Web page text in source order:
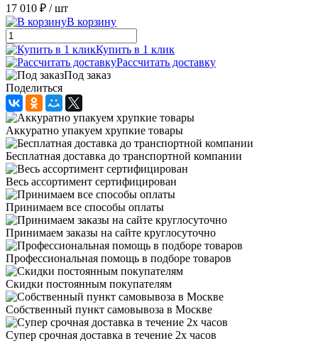
17 010 ₽ / шт
В корзину
Купить в 1 клик
Рассчитать доставку
Под заказ
Поделиться
Аккуратно упакуем хрупкие товары
Бесплатная доставка до транспортной компании
Весь ассортимент сертифицирован
Принимаем все способы оплаты
Принимаем заказы на сайте круглосуточно
Профессиональная помощь в подборе товаров
Скидки постоянным покупателям
Собственный пункт самовывоза в Москве
Супер срочная доставка в течение 2х часов